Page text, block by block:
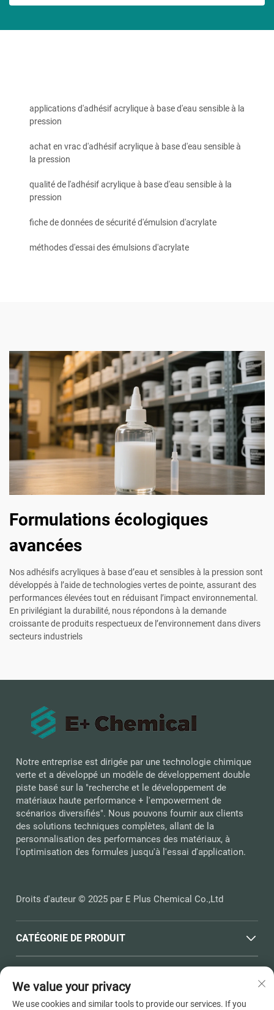
applications d'adhésif acrylique à base d'eau sensible à la
pression
achat en vrac d'adhésif acrylique à base d'eau sensible à
la pression
qualité de l'adhésif acrylique à base d'eau sensible à la
pression
fiche de données de sécurité d'émulsion d'acrylate
méthodes d'essai des émulsions d'acrylate
Formulations écologiques
avancées
Nos adhésifs acryliques à base d’eau et sensibles à la pression sont
développés à l’aide de technologies vertes de pointe, assurant des
performances élevées tout en réduisant l’impact environnemental.
En privilégiant la durabilité, nous répondons à la demande
croissante de produits respectueux de l’environnement dans divers
secteurs industriels
Notre entreprise est dirigée par une technologie chimique
verte et a développé un modèle de développement double
piste basé sur la "recherche et le développement de
matériaux haute performance + l'empowerment de
scénarios diversifiés". Nous pouvons fournir aux clients
des solutions techniques complètes, allant de la
personnalisation des performances des matériaux, à
l'optimisation des formules jusqu'à l'essai d'application.
Droits d'auteur © 2025 par E Plus Chemical Co.,Ltd
CATÉGORIE DE PRODUIT
We value your privacy
We use cookies and similar tools to provide our services. If you